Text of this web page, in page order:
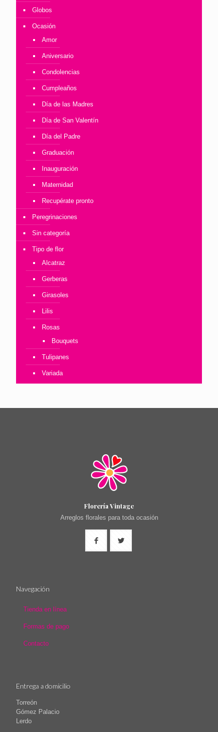
Globos
Ocasión
Amor
Aniversario
Condolencias
Cumpleaños
Día de las Madres
Día de San Valentín
Día del Padre
Graduación
Inauguración
Maternidad
Recupérate pronto
Peregrinaciones
Sin categoría
Tipo de flor
Alcatraz
Gerberas
Girasoles
Lilis
Rosas
Bouquets
Tulipanes
Variada
Florería Vintage
Arreglos florales para toda ocasión
Navegación
Tienda en línea
Formas de pago
Contacto
Entrega a domicilio
Torreón
Gómez Palacio
Lerdo